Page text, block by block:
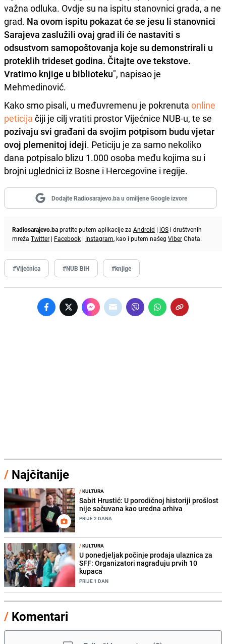
važna odluka. Ovdje su na ispitu stanovnici grada, a ne
grad. Na ovom ispitu pokazat će se jesu li stanovnici
Sarajeva zaslužili ovaj grad ili će nastaviti s
odsustvom samopoštovanja koje su demonstrirali u
proteklih trideset godina. Čitajte ove tekstove.
Vratimo knjige u biblioteku", napisao je
Mehmedinović.
Kako smo pisali, u međuvremenu je pokrenuta online
peticija čiji je cilj vratiti prostor Vijećnice NUB-u, te se
pozivaju svi građani da svojim potpisom budu vjetar
ovoj plemenitoj ideji. Peticiju je za samo nekoliko
dana potpisalo blizu 1.000 osoba među kojima su i
brojni uglednici iz Bosne i Hercegovine i regije.
Dodajte Radiosarajevo.ba u omiljene Google izvore
Radiosarajevo.bapratite putem aplikacije za Android | iOS i društvenih
mreža Twitter | Facebook | Instagram, kao i putem našeg ViberChata.
#Vijećnica #NUB BiH #knjige
/ Najčitanije
/KULTURA
Sabit Hrustić: U porodičnoj historiji prošlost
nije sačuvana kao uredna arhiva
PRIJE 2 DANA
/KULTURA
U ponedjeljak počinje prodaja ulaznica za
SFF: Organizatori nagrađuju prvih 10
kupaca
PRIJE 1 DAN
/ Komentari